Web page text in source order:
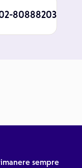
80888203
sempre